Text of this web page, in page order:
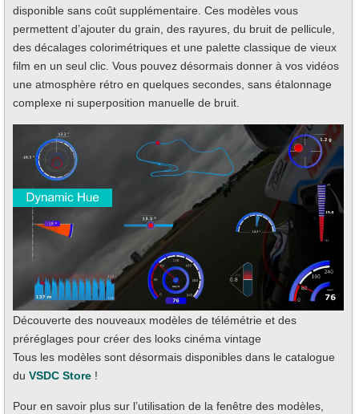
disponible sans coût supplémentaire. Ces modèles vous
permettent d’ajouter du grain, des rayures, du bruit de pellicule,
des décalages colorimétriques et une palette classique de vieux
film en un seul clic. Vous pouvez désormais donner à vos vidéos
une atmosphère rétro en quelques secondes, sans étalonnage
complexe ni superposition manuelle de bruit.
Découverte des nouveaux modèles de télémétrie et des
préréglages pour créer des looks cinéma vintage
Tous les modèles sont désormais disponibles dans le catalogue
du VSDC Store !
Pour en savoir plus sur l’utilisation de la fenêtre des modèles,